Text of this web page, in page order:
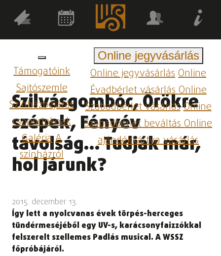
Támogatóink
Sajtószemle
Színházbejárás
csoportoknak
GalériaA
színházról
Online jegyvásárlás
Online jegyvásárlásOnline
Évadbérlet vásárlásOnline
Szabadbérlet vásárlásOnline
Szabadbérlet beváltásOnline
ajándékkártya vásárlás
Szilvásgombóc, Örökre
szépek, Fényév
távolság… Tudják már,
hol járunk?
2015. december 13.
Így lett a nyolcvanas évek törpés-herceges
tündérmeséjéből egy UV-s, karácsonyfaizzókkal
felszerelt szellemes Padlás musical. A WSSZ
főpróbájáról.